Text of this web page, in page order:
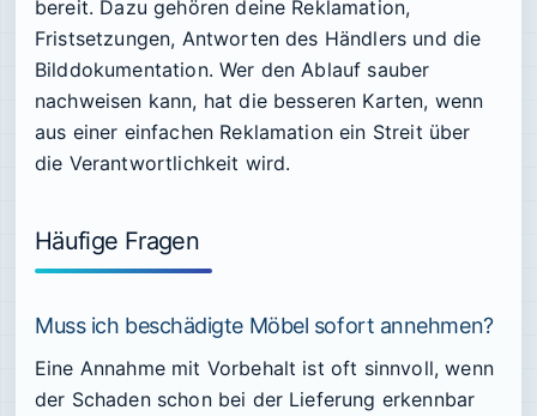
bereit. Dazu gehören deine Reklamation,
Fristsetzungen, Antworten des Händlers und die
Bilddokumentation. Wer den Ablauf sauber
nachweisen kann, hat die besseren Karten, wenn
aus einer einfachen Reklamation ein Streit über
die Verantwortlichkeit wird.
Häufige Fragen
Muss ich beschädigte Möbel sofort annehmen?
Eine Annahme mit Vorbehalt ist oft sinnvoll, wenn
der Schaden schon bei der Lieferung erkennbar